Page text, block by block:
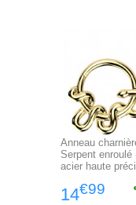
Anneau
Serpent enroulé
acier haute
14€99